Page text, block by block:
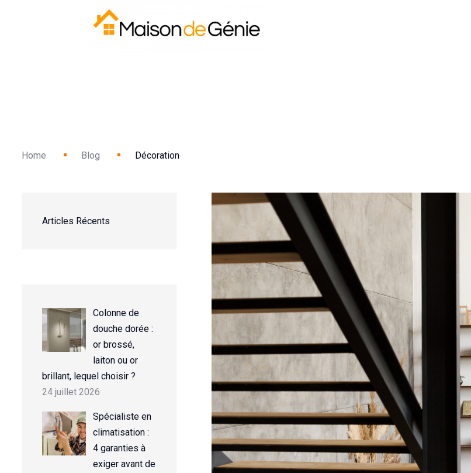
Home Blog Décoration
Articles Récents
Colonne de
douche dorée :
or brossé,
laiton ou or
brillant, lequel choisir ?
24 juillet 2026
Spécialiste en
climatisation :
4 garanties à
exiger avant de